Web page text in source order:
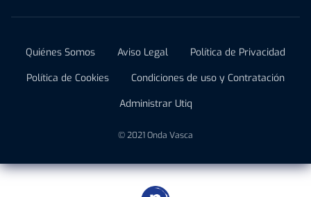
Quiénes Somos Aviso Legal
Política de Privacidad
Política de Cookies
Condiciones de uso y Contratación
Administrar Utiq
© 2021 Onda Vasca